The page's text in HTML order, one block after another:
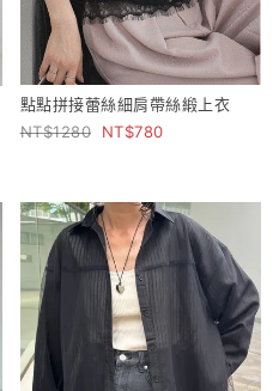
點點拼接蕾絲細肩帶絲緞上衣
1280
780